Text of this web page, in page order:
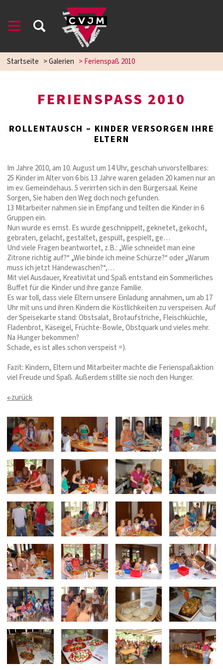
Startseite >Galerien >Ferienspaß 2010
FERIENSPASS 2010
ROLLENTAUSCH – KINDER VERSORGEN IHRE
ELTERN
Im Jahre 2010, am 10. August um 14 Uhr, geschah unvorstellbares:
25 Kinder im Alter von 6 bis 13 Jahre waren geladen 20 kamen nur an
im ev. Gemeindehaus. 5 verirrten sich in den Bürgersaal. Keine
Sorgen, Sie haben den Weg doch noch gefunden.
13 Mitarbeiter nahmen sie in Empfang und teilten die Kinder in 6
Gruppen ein.
Nun wurde es ernst. Es wurde geschnippelt, geknetet, gekocht,
gebraten, gelacht, gestaltet, gespült, gespielt, ge…
Und viele Fragen beantwortet, z.B.: „Wie schneidet man eine
Zitrone richtig auf?“ „Wie binde ich meine Schürze?“ oder „Warum
muss ich jetzt Händewaschen?“,…
Mit viel Ausdauer, Kreativität und Spaß entstand ein Sommerliches
Buffet für die Kinder und ihre ganze Familie.
Es war toll, dass viele Eltern unsere Einladung annahmen, um ab 17
Uhr mit uns und ihren Kindern die Köstlichkeiten zu verspeisen. Auf
der Speisekarte stand: Obstsalat, Brotaufstriche, Fleischküchle,
Fladenbrot, Käseigel, Früchte-Bowle, Obstquark und vieles mehr.
Na Hunger bekommen?
Schade, es ist alles schon verspeist =).
Fazit: Kindern, Eltern und Mitarbeiter machte die Ferienspaßaktion
viel Freude und Spaß. Außerdem stillte sie noch den Hunger.
←zurück